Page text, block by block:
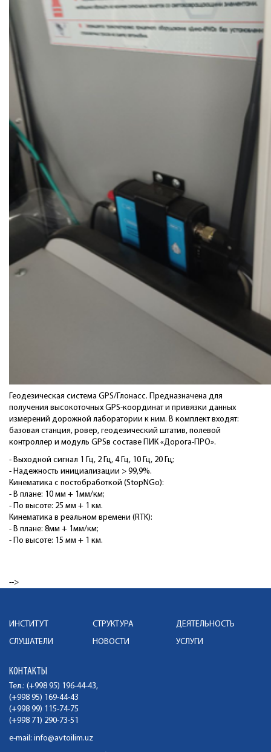
Геодезическая система GPS/Глонасс. Предназначена для
получения высокоточных GPS-координат и привязки данных
измерений дорожной лаборатории к ним. В комплект входят:
базовая станция, ровер, геодезический штатив, полевой
контроллер и модуль GPSв составе ПИК «Дорога-ПРО».
- Выходной сигнал 1 Гц, 2 Гц, 4 Гц, 10 Гц, 20 Гц;
- Надежность инициализации > 99,9%.
Кинематика с постобработкой (StopNGo):
- В плане: 10 мм + 1мм/км;
- По высоте: 25 мм + 1 км.
Кинематика в реальном времени (RTK):
- В плане: 8мм + 1мм/км;
- По высоте: 15 мм + 1 км.
-->
ИНСТИТУТ СТРУКТУРА
ДЕЯТЕЛЬНОСТЬ
СЛУШАТЕЛИ
НОВОСТИ УСЛУГИ
КОНТАКТЫ
Тел.: (+998 95) 196-44-43,
(+998 95) 169-44-43
(+998 99) 115-74-75
(+998 71) 290-73-51
e-mail: info@avtoilim.uz